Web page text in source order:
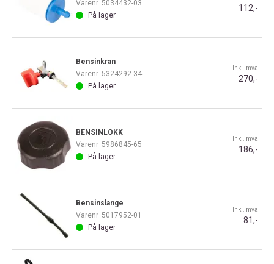
Varenr 5034432-03
På lager
112,-
Bensinkran
Varenr 5324292-34
På lager
Inkl. mva
270,-
BENSINLOKK
Varenr 5986845-65
På lager
Inkl. mva
186,-
Bensinslange
Varenr 5017952-01
På lager
Inkl. mva
81,-